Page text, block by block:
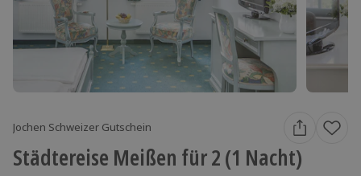
Jochen Schweizer Gutschein
Städtereise Meißen für 2 (1 Nacht)